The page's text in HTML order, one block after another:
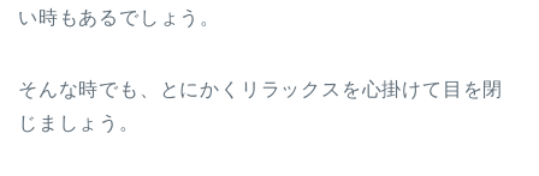
い時もあるでしょう。
そんな時でも、とにかくリラックスを心掛けて目を閉
じましょう。